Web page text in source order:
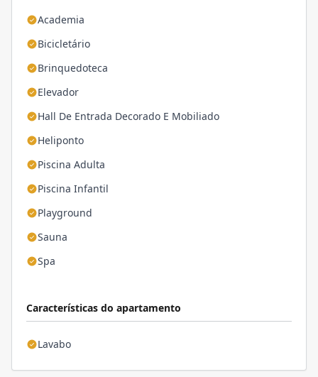
Academia
Bicicletário
Brinquedoteca
Elevador
Hall De Entrada Decorado E Mobiliado
Heliponto
Piscina Adulta
Piscina Infantil
Playground
Sauna
Spa
Características do apartamento
Lavabo